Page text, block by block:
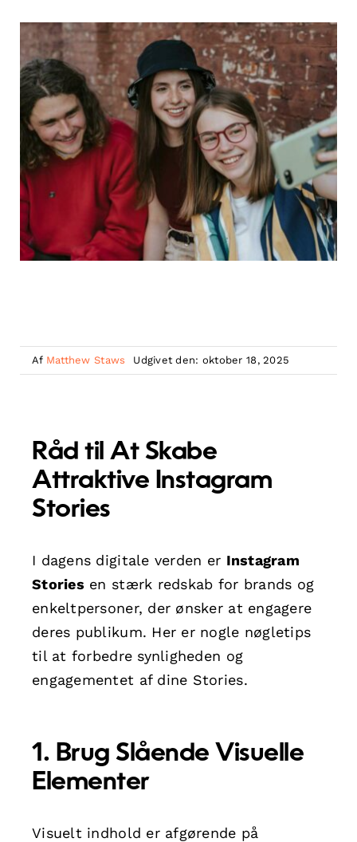
Af Matthew Staws Udgivet den: oktober 18, 2025
Råd til At Skabe
Attraktive Instagram
Stories
I dagens digitale verden er Instagram
Stories en stærk redskab for brands og
enkeltpersoner, der ønsker at engagere
deres publikum. Her er nogle nøgletips
til at forbedre synligheden og
engagementet af dine Stories.
1. Brug Slående Visuelle
Elementer
Visuelt indhold er afgørende på